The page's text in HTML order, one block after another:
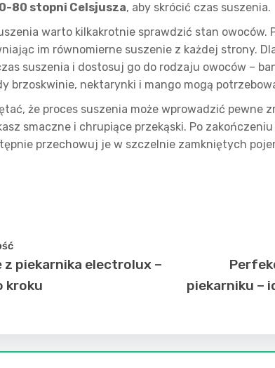
80 stopni Celsjusza, aby skrócić czas suszenia.
warto kilkakrotnie sprawdzić stan owoców.
im równomierne suszenie z każdej strony.
suszenia i dostosuj go do rodzaju owoców –
brzoskwinie, nektarynki i mango mogą
że proces suszenia może wprowadzić pewne
smaczne i chrupiące przekąski. Po
przechowuj je w szczelnie zamkniętych
z piekarnika electrolux –
kroku
piekarniku –